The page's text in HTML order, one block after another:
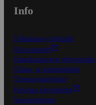
Info
S-Business yrityksille
Oiva-raportit
Osuuskauppojen yhteystiedot
Tilaus- ja toimitusehdot
Tietosuojakäytäntö
Palvelun käyttöehdot
Saavutettavuus